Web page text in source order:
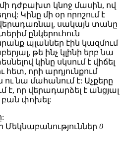
դժբախտ կնոջ մասին, ով
Կինը մի օր որոշում է
սակայն տանը
ընկերուհուն
պլաններ էին կազմում
թե ինչ կլինի երբ նա
կինը սկսում է վիճել
հետ, որի արդյունքում
ու նա մահանում է: Աչքերը
է, որ վերադարձել է անցյալ
բան փոխել:
Մեկնաբանություններ 0